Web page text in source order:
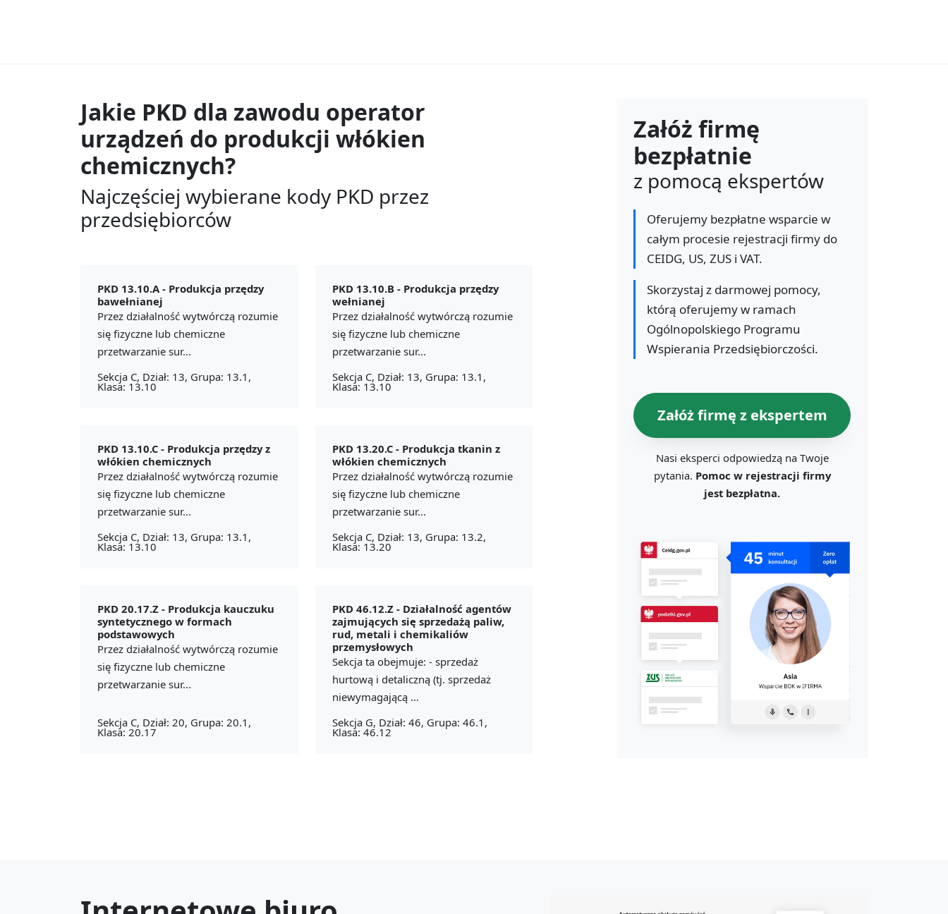
Jakie PKD dla zawodu operator
urządzeń do produkcji włókien
chemicznych?
Najczęściej wybierane kody PKD przez
przedsiębiorców
PKD 13.10.A - Produkcja przędzy
bawełnianej
Przez działalność wytwórczą rozumie
się fizyczne lub chemiczne
przetwarzanie sur...
Sekcja C, Dział: 13, Grupa: 13.1,
Klasa: 13.10
PKD 13.10.B - Produkcja przędzy
wełnianej
Przez działalność wytwórczą rozumie
się fizyczne lub chemiczne
przetwarzanie sur...
Sekcja C, Dział: 13, Grupa: 13.1,
Klasa: 13.10
PKD 13.10.C - Produkcja przędzy z
włókien chemicznych
Przez działalność wytwórczą rozumie
się fizyczne lub chemiczne
przetwarzanie sur...
Sekcja C, Dział: 13, Grupa: 13.1,
Klasa: 13.10
PKD 13.20.C - Produkcja tkanin z
włókien chemicznych
Przez działalność wytwórczą rozumie
się fizyczne lub chemiczne
przetwarzanie sur...
Sekcja C, Dział: 13, Grupa: 13.2,
Klasa: 13.20
PKD 20.17.Z - Produkcja kauczuku
syntetycznego w formach
podstawowych
Przez działalność wytwórczą rozumie
się fizyczne lub chemiczne
przetwarzanie sur...
Sekcja C, Dział: 20, Grupa: 20.1,
Klasa: 20.17
PKD 46.12.Z - Działalność agentów
zajmujących się sprzedażą paliw,
rud, metali i chemikaliów
przemysłowych
Sekcja ta obejmuje: - sprzedaż
hurtową i detaliczną (tj. sprzedaż
niewymagającą ...
Sekcja G, Dział: 46, Grupa: 46.1,
Klasa: 46.12
Załóż firmę
bezpłatnie
z pomocą ekspertów
Oferujemy bezpłatne wsparcie w
całym procesie rejestracji firmy do
CEIDG, US, ZUS i VAT.
Skorzystaj z darmowej pomocy,
którą oferujemy w ramach
Ogólnopolskiego Programu
Wspierania Przedsiębiorczości.
Załóż firmę z ekspertem
Nasi eksperci odpowiedzą na Twoje
pytania. Pomoc w rejestracji firmy
jest bezpłatna.